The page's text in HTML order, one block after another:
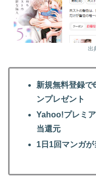
出
新規無料登録で
ンプレゼント
Yahoo!プレミ
当還元
1日1回マンガ